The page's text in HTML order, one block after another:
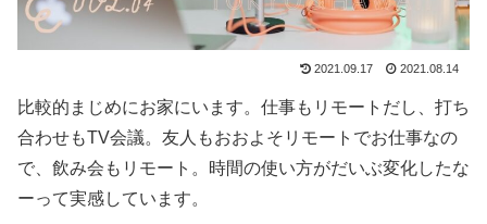
2021.09.17 2021.08.14
比較的まじめにお家にいます。仕事もリモートだし、打ち
合わせもTV会議。友人もおおよそリモートでお仕事なの
で、飲み会もリモート。時間の使い方がだいぶ変化したな
ーって実感しています。